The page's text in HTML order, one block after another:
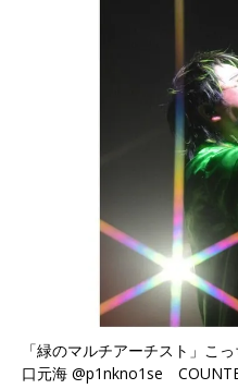
「緑のマルチアーチスト」こ
口元海 @p1nkno1se